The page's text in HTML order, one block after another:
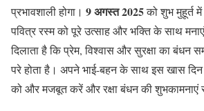
प्रभावशाली होगा। 9 अगस्त 2025को शुभ मुहूर्त
पवित्र रस्म को पूरे उत्साह और भक्ति के साथ
दिलाता है कि प्रेम, विश्वास और सुरक्षा का बंधन
परे होता है। अपने भाई-बहन के साथ इस खास
को और मजबूत करें और रक्षा बंधन की शुभकामनाएं